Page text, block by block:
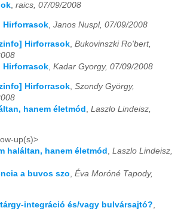
05 06 07 08 09 10
05
, raics, 07/09/2008
Hirforrasok Janos Nuspl, 07/09/2008
Hirforrasok, Bukovinszki Ro'bert,
Hirforrasok, Kadar Gyorgy, 07/09/2008
Hirforrasok Szondy György,
hanem életmód
Laszlo Lindeisz,
up(s)>
haláltan, hanem életmód , Laszlo Lindeisz,
a buvos szo, Éva Moróné Tapody,
integráció és/vagy bulvársajtó?,